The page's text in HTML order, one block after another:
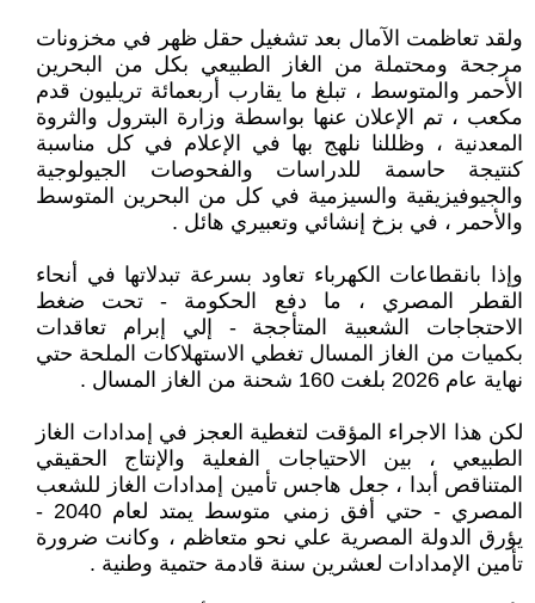
ولقد تعاظمت الآمال بعد تشغيل حقل ظهر في مخزونات
مرجحة ومحتملة من الغاز الطبيعي بكل من البحرين
الأحمر والمتوسط ، تبلغ ما يقارب أربعمائة تريليون قدم
مكعب ، تم الإعلان عنها بواسطة وزارة البترول والثروة
المعدنية ، وظللنا نلهج بها في الإعلام في كل مناسبة
كنتيجة حاسمة للدراسات والفحوصات الجيولوجية
والجيوفيزيقية والسيزمية في كل من البحرين المتوسط
والأحمر ، في بزخ إنشائي وتعبيري هائل .
وإذا بانقطاعات الكهرباء تعاود بسرعة تبدلاتها في أنحاء
القطر المصري ، ما دفع الحكومة - تحت ضغط
الاحتجاجات الشعبية المتأججة - إلي إبرام تعاقدات
بكميات من الغاز المسال تغطي الاستهلاكات الملحة حتي
نهاية عام 2026 بلغت 160 شحنة من الغاز المسال .
لكن هذا الاجراء المؤقت لتغطية العجز في إمدادات الغاز
الطبيعي ، بين الاحتياجات الفعلية والإنتاج الحقيقي
المتناقص أبدا ، جعل هاجس تأمين إمدادات الغاز للشعب
المصري - حتي أفق زمني متوسط يمتد لعام 2040 -
يؤرق الدولة المصرية علي نحو متعاظم ، وكانت ضرورة
تأمين الإمدادات لعشرين سنة قادمة حتمية وطنية .